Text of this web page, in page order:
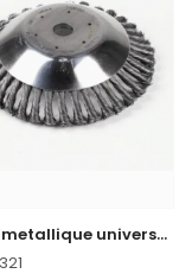
B
rosse metallique universelle pour débroussailleuse